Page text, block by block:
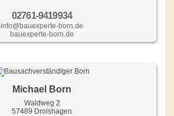
02761-9419934
info@bauexperte-born.de
bauexperte-born.de
Michael Born
Waldweg 2
57489 Drolshagen